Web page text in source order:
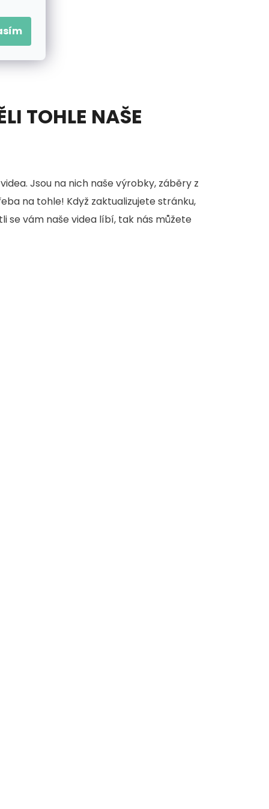
TOHLE NAŠE
Jsou na nich naše výrobky, záběry z
na tohle! Když zaktualizujete stránku,
se vám naše videa líbí, tak nás můžete